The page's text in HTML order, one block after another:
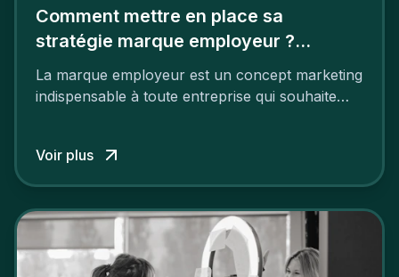
Comment mettre en place sa
stratégie marque employeur ?
Découvrez les 7 étapes
La marque employeur est un concept marketing
indispensable à toute entreprise qui souhaite
employeur solide et positive sont évidentes, ce
travail, pour qu’il soit réussi, ne peut se faire en
mettre en œuvre un certain nombre d’actions.
Voir plus